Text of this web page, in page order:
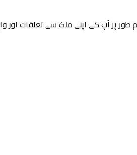
طور پر آپ کے اپنے ملک سے تعلقات